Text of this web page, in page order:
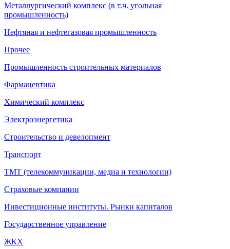
Металлургический комплекс (в т.ч. угольная
промышленность)
Нефтяная и нефтегазовая промышленность
Прочее
Промышленность строительных материалов
Фармацевтика
Химический комплекс
Электроэнергетика
Строительство и девелопмент
Транспорт
ТМТ (телекоммуникации, медиа и технологии)
Страховые компании
Инвестиционные институты. Рынки капиталов
Государственное управление
ЖКХ